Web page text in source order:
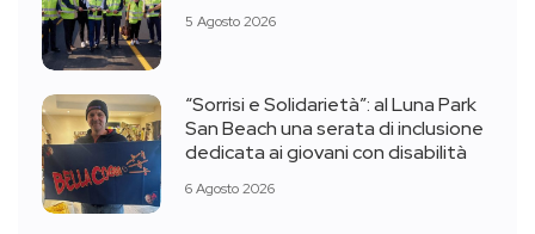
5 Agosto 2026
“Sorrisi e Solidarietà”: al Luna Park
San Beach una serata di inclusione
dedicata ai giovani con disabilità
6 Agosto 2026